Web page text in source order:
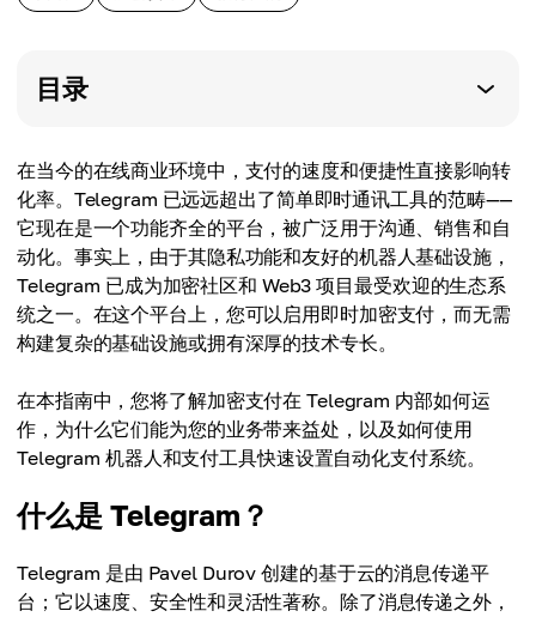
目录
在当今的在线商业环境中，支付的速度和便捷性直接影响转
化率。Telegram 已远远超出了简单即时通讯工具的范畴——
它现在是一个功能齐全的平台，被广泛用于沟通、销售和自
动化。事实上，由于其隐私功能和友好的机器人基础设施，
Telegram 已成为加密社区和 Web3 项目最受欢迎的生态系
统之一。在这个平台上，您可以启用即时加密支付，而无需
构建复杂的基础设施或拥有深厚的技术专长。
在本指南中，您将了解加密支付在 Telegram 内部如何运
作，为什么它们能为您的业务带来益处，以及如何使用
Telegram 机器人和支付工具快速设置自动化支付系统。
什么是 Telegram？
Telegram 是由 Pavel Durov 创建的基于云的消息传递平
台；它以速度、安全性和灵活性著称。除了消息传递之外，